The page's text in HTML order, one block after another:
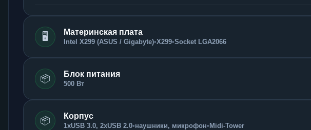
🖥️ Материнская плата
Intel X299 (ASUS / Gigabyte)•X299•Socket LGA2066
📦 Блок питания
500 Вт
📦 Корпус
1xUSB 3.0, 2xUSB 2.0•наушники, микрофон• Midi-Tower